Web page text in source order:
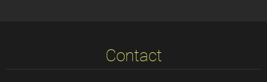
Contact